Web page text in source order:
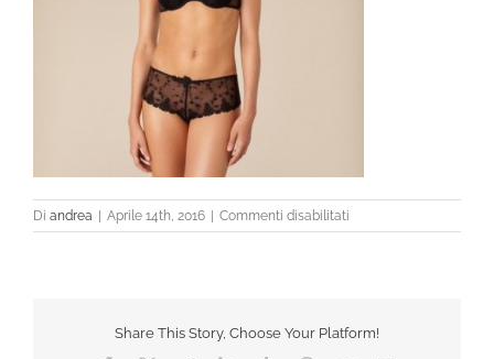
Di andrea Aprile 14th, 2016 Commenti disabilitati
4069n
Share This Story, Choose Your Platform!